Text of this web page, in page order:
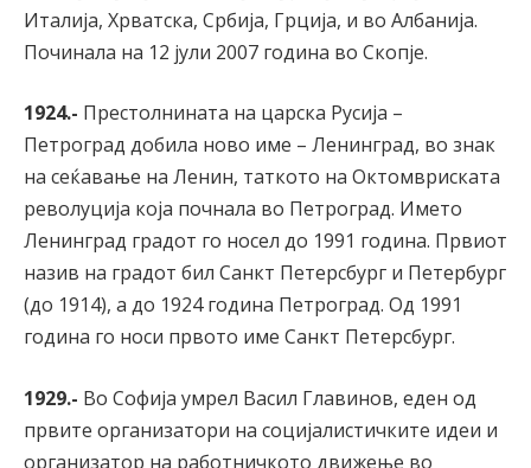
Италија, Хрватска, Србија, Грција, и во Албанија.
Починала на 12 јули 2007 година во Скопје.
1924.- Престолнината на царска Русија –
Петроград добила ново име – Ленинград, во знак
на сеќавање на Ленин, таткото на Октомвриската
револуција која почнала во Петроград. Името
Ленинград градот го носел до 1991 година. Првиот
назив на градот бил Санкт Петерсбург и Петербург
(до 1914), а до 1924 година Петроград. Од 1991
година го носи првото име Санкт Петерсбург.
1929.- Во Софија умрел Васил Главинов, еден од
првите организатори на социјалистичките идеи и
организатор на работничкото движење во